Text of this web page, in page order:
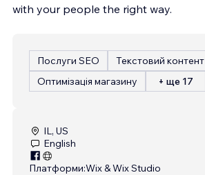
with your people the right way.
Послуги SEO
Текстовий контент
Оптимізація магазину
+ ще 17
IL, US
English
Платформи:Wix & Wix Studio